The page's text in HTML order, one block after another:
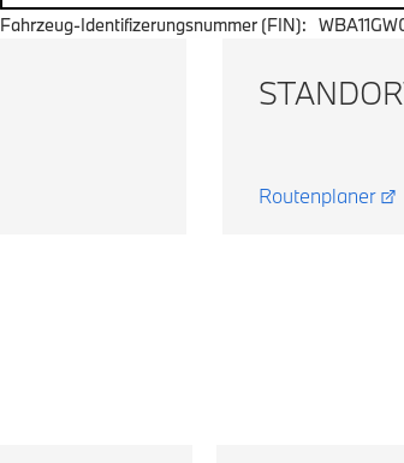
Fahrzeug-Identifizerungsnummer (FIN):
Routenplaner